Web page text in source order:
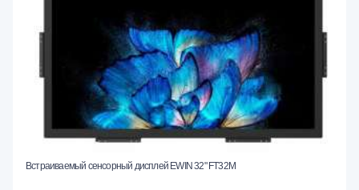
Встраиваемый сенсорный дисплей EWIN 32" FT32M